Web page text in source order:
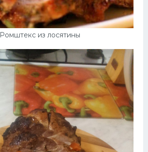
Ромштекс из лосятины